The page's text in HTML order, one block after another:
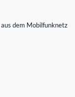
dem Mobilfunknetz